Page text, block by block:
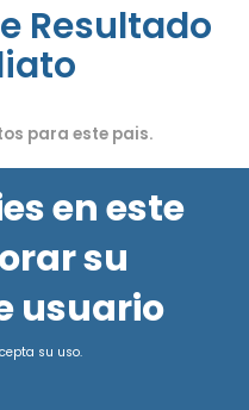
Resultado
para este pais.
en este
su
usuario
su uso.